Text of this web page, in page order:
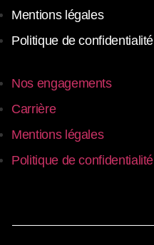
Mentions légales
Politique de confidentialité
Nos engagements
Carrière
Mentions légales
Politique de confidentialité